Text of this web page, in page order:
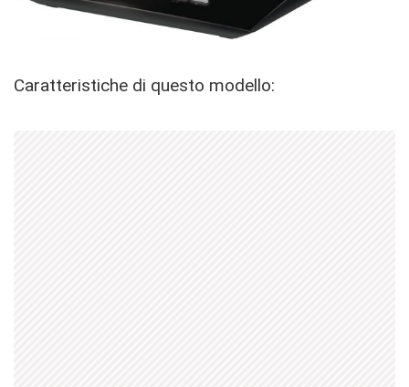
Caratteristiche di questo modello: